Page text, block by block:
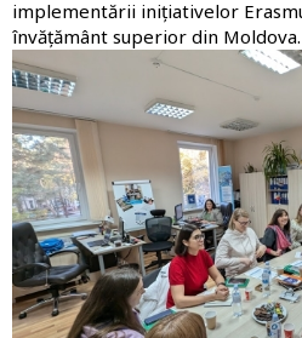
implementării inițiativelor
învățământ superior din Moldova.